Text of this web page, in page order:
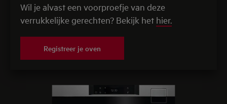
Wil je alvast een voorproefje van deze
verrukkelijke gerechten? Bekijk het hier.
Registreer je oven